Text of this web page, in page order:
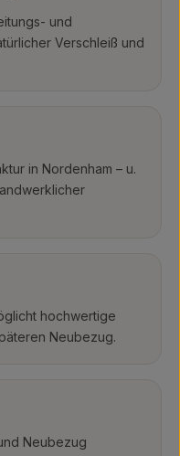
und
Verschleiß und
in Nordenham – u.
hochwertige
Neubezug.
Neubezug